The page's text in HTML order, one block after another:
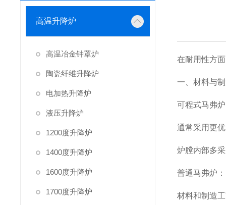
高温升降炉
高温冶金钟罩炉
陶瓷纤维升降炉
电加热升降炉
液压升降炉
1200度升降炉
1400度升降炉
1600度升降炉
1700度升降炉
在耐用性方
一、材料与
可程式马弗
通常采用更
炉膛内部多
普通马弗炉：
材料和制造